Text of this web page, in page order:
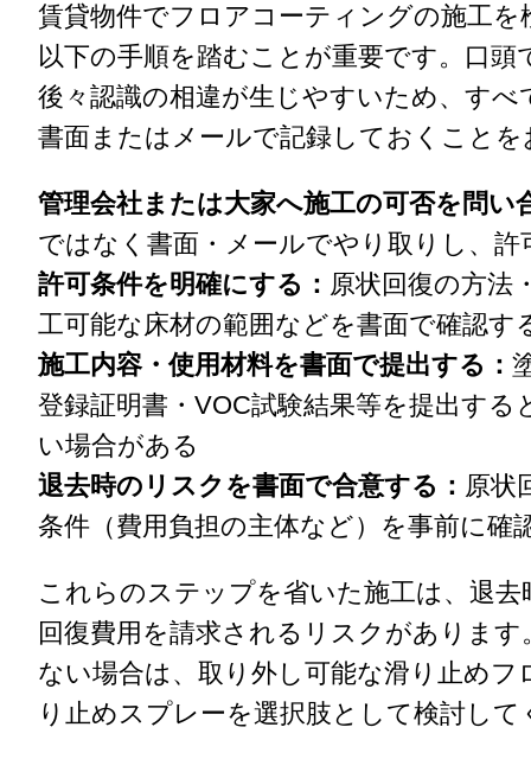
賃貸物件でフロアコーティングの施工を
以下の手順を踏むことが重要です。口頭
後々認識の相違が生じやすいため、すべ
書面またはメールで記録しておくこと
管理会社または大家へ施工の可否を問い
ではなく書面・メールでやり取りし、許
許可条件を明確にする： 原状回復の方法
工可能な床材の範囲などを書面で確認す
施工内容・使用材料を書面で提出する：
登録証明書・VOC試験結果等を提出する
い場合がある
退去時のリスクを書面で合意する： 原状
条件（費用負担の主体など）を事前に確
これらのステップを省いた施工は、退去
回復費用を請求されるリスクがあります
ない場合は、取り外し可能な滑り止めフ
り止めスプレーを選択肢として検討して